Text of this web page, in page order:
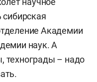
сибирская
Академии
наук. А
технограды – надо